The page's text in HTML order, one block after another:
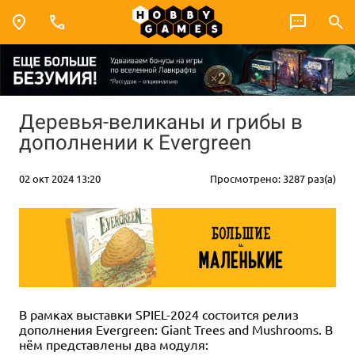
Деревья-великаны и грибы в
дополнении к Evergreen
02 окт 2024 13:20 Просмотрено: 3287 раз(а)
В рамках выставки SPIEL-2024 состоится релиз
дополнения Evergreen: Giant Trees and Mushrooms. В
нём представлены два модуля: